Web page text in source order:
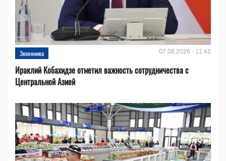
Экономика 07.08.2026 - 11:42
Ираклий Кобахидзе отметил важность сотрудничества с
Центральной Азией